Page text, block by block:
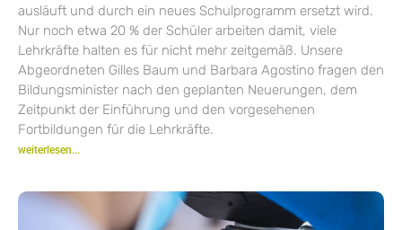
ausläuft und durch ein neues Schulprogramm ersetzt wird.
Nur noch etwa 20 % der Schüler arbeiten damit, viele
Lehrkräfte halten es für nicht mehr zeitgemäß. Unsere
Abgeordneten Gilles Baum und Barbara Agostino fragen den
Bildungsminister nach den geplanten Neuerungen, dem
Zeitpunkt der Einführung und den vorgesehenen
Fortbildungen für die Lehrkräfte.
weiterlesen...